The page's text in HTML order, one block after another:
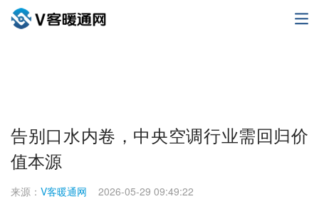
告别口水内卷，中央空调行业需回归价
值本源
来源： V客暖通网 2026-05-29 09:49:22